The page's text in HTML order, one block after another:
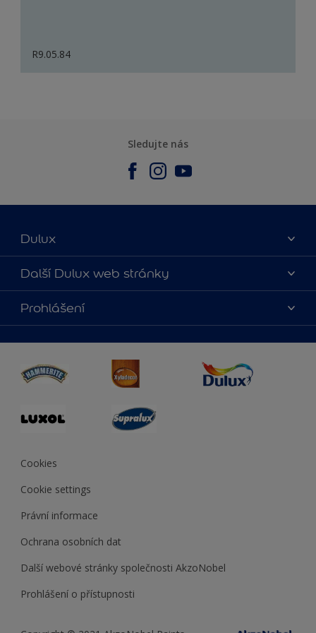
R9.05.84
Sledujte nás
Dulux
O nás
Kontaktujte nás
Najít obchod
Další Dulux web stránky
duluxmalir.cz
duluxmaliar.sk
duluxprodejnabarev.cz
duluxpredajnafarieb.sk
Prohlášení
Cookies
Cookie settings
Právní informace
Ochrana osobních dat
Další webové stránky společnosti AkzoNobel
Prohlášení o přístupnosti